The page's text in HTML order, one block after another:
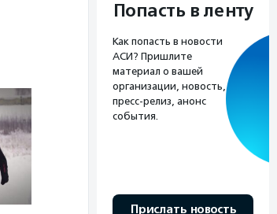
Попасть в ленту
Как попасть в новости
АСИ? Пришлите
материал о вашей
организации, новость,
пресс-релиз, анонс
события.
Прислать новость